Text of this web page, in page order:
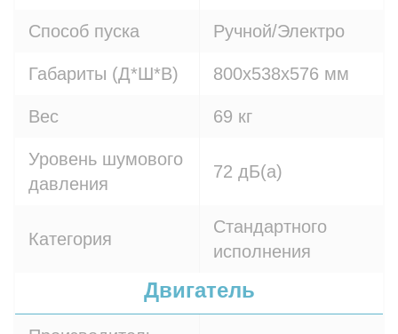
Способ пуска Ручной/Электро
Габариты (Д*Ш*В) 800х538х576 мм
Вес 69 кг
Уровень шумового
давления
72 дБ(а)
Категория
Стандартного
исполнения
Двигатель